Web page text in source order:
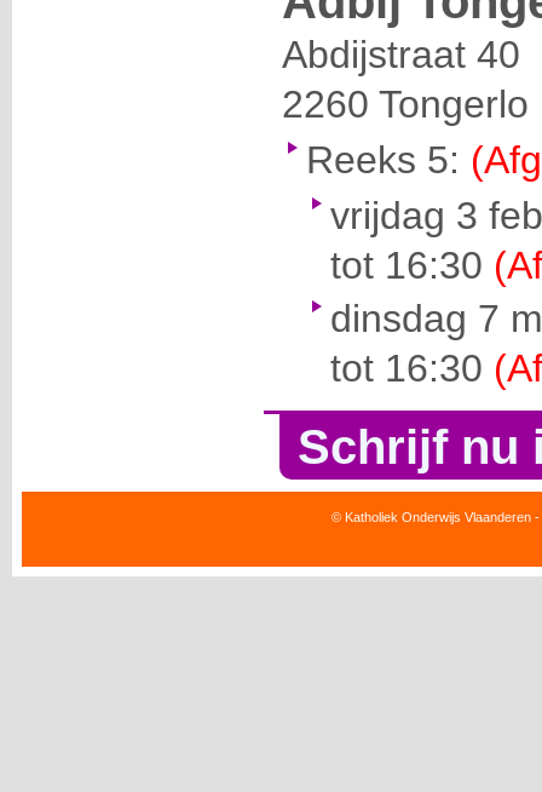
Abdijstraat 40
2260 Tongerlo
Reeks 5:
vrijdag 3
tot 16:30
dinsdag 7
tot 16:30
Schrijf nu
© Katholiek Onderwijs Vlaanderen